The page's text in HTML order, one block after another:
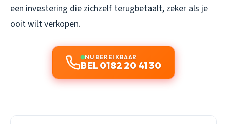
een investering die zichzelf terugbetaalt, zeker als je
ooit wilt verkopen.
NU BEREIKBAAR
BEL 0182 20 41 30